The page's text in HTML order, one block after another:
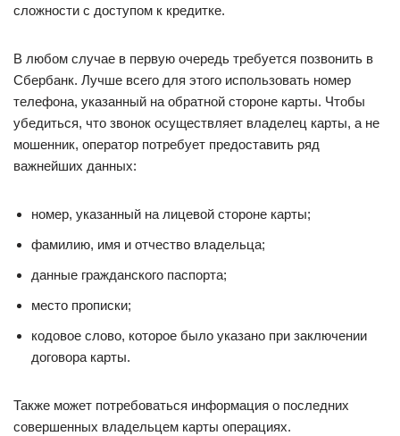
сложности с доступом к кредитке.
В любом случае в первую очередь требуется позвонить в
Сбербанк. Лучше всего для этого использовать номер
телефона, указанный на обратной стороне карты. Чтобы
убедиться, что звонок осуществляет владелец карты, а не
мошенник, оператор потребует предоставить ряд
важнейших данных:
номер, указанный на лицевой стороне карты;
фамилию, имя и отчество владельца;
данные гражданского паспорта;
место прописки;
кодовое слово, которое было указано при заключении
договора карты.
Также может потребоваться информация о последних
совершенных владельцем карты операциях.